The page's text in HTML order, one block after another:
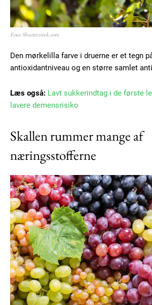
Foto: Shutterstock.com
Den mørkelilla farve i druerne er et tegn
antioxidantniveau og en større samlet
Læs også: Lavt sukkerindtag i de første
lavere demensrisiko
Skallen rummer mange af
næringsstofferne